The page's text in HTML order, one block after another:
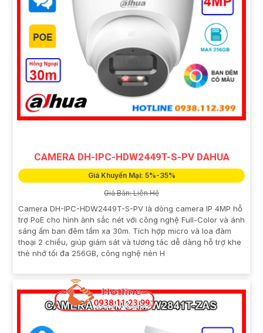
CAMERA DH-IPC-HDW2449T-S-PV DAHUA
Giá Khuyến Mại: 5%-35%
Giá Bán: Liên Hệ
Camera DH-IPC-HDW2449T-S-PV là dòng camera IP 4MP hỗ
trợ PoE cho hình ảnh sắc nét với công nghệ Full-Color và ánh
sáng ấm ban đêm tầm xa 30m. Tích hợp micro và loa đàm
thoại 2 chiều, giúp giám sát và tương tác dễ dàng hỗ trợ khe
thẻ nhớ tối đa 256GB, công nghệ nén H